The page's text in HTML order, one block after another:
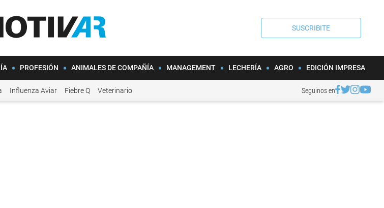
SUSCRIBITE
PROFESIÓN ANIMALES DE COMPAÑÍA MANAGEMENT LECHERÍA AGRO EDICIÓN IMPRESA
Influenza Aviar Fiebre Q Veterinario Seguinos en